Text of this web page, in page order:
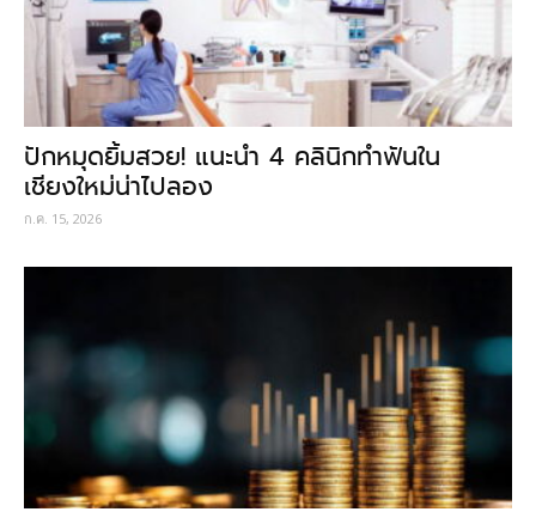
ปักหมุดยิ้มสวย! แนะนำ 4 คลินิกทำฟันใน
เชียงใหม่น่าไปลอง
ก.ค. 15, 2026